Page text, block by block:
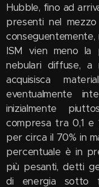
Hubble, fino ad
presenti nel
conseguentemente,
ISM vien meno la
nebulari diffuse, a
acquisisca
eventualmente
inizialmente
compresa tra 0,1 e
per circa il 70% in
percentuale è in
più pesanti, detti
di energia sotto